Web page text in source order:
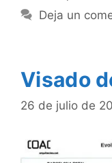
Deja un
Visado
26 de julio de